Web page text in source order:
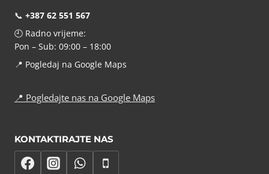
📞 +387 62 551 567
🕘 Radno vrijeme:
Pon – Sub: 09:00 – 18:00
📍 Pogledaj na Google Maps
📍 Pogledajte nas na Google Maps
KONTAKTIRAJTE NAS